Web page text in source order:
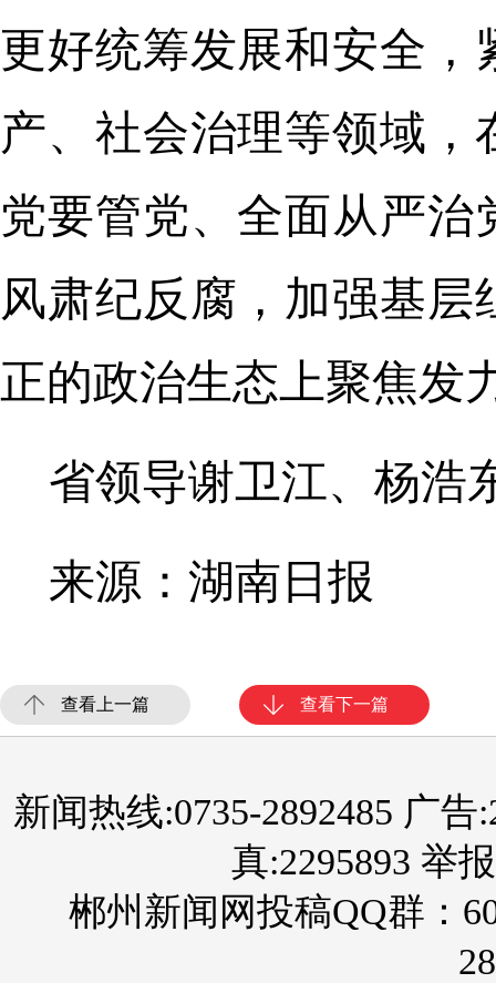
更好统筹发展和安全
产、社会治理等领域
党要管党、全面从严
风肃纪反腐，加强基
正的政治生态上聚焦发
省领导谢卫江、杨浩
来源：湖南日报
查看上一篇 查看下一篇
新闻热线:0735-2892485 广告
真:2295893 举
郴州新闻网投稿QQ群：